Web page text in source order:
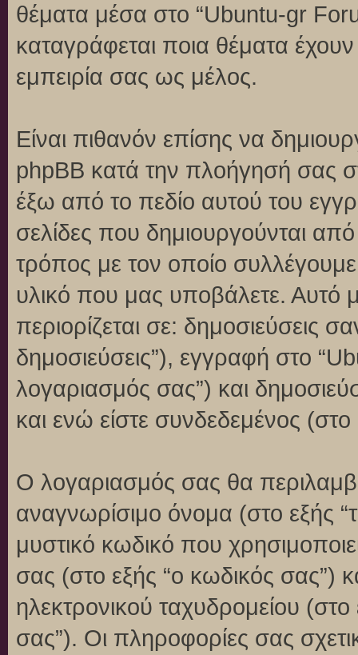
θέματα μέσα στο “Ubuntu-gr
καταγράφεται ποια θέματα
εμπειρία σας ως μέλος.
Είναι πιθανόν επίσης να
phpBB κατά την πλοήγησή σας
έξω από το πεδίο αυτού του
σελίδες που δημιουργούνται
τρόπος με τον οποίο
υλικό που μας υποβάλετε. Αυτό
περιορίζεται σε: δημοσιεύσεις
δημοσιεύσεις”), εγγραφή στο
λογαριασμός σας”) και
και ενώ είστε συνδεδεμένος (στο
Ο λογαριασμός σας θα
αναγνωρίσιμο όνομα (στο εξής
μυστικό κωδικό που
σας (στο εξής “ο κωδικός σας”)
ηλεκτρονικού ταχυδρομείου
σας”). Οι πληροφορίες σας